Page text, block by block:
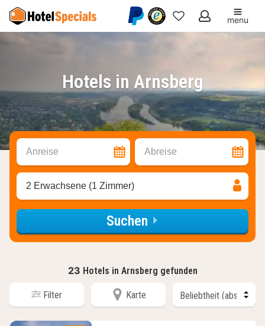
Meine
menu
Hotels in Arnsberg
Anreise Abreise
2 Erwachsene (1 Zimmer)
Suchen
23 Hotels in Arnsberg gefunden
Filter Karte